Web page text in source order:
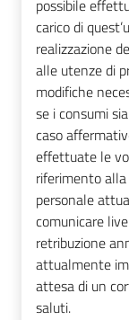
possibile
carico di
realizzazione
alle utenze di
modifiche
se i consumi
caso
effettuate le
riferimento
personale
comunicare
retribuzione
attualmente
attesa di un
saluti.